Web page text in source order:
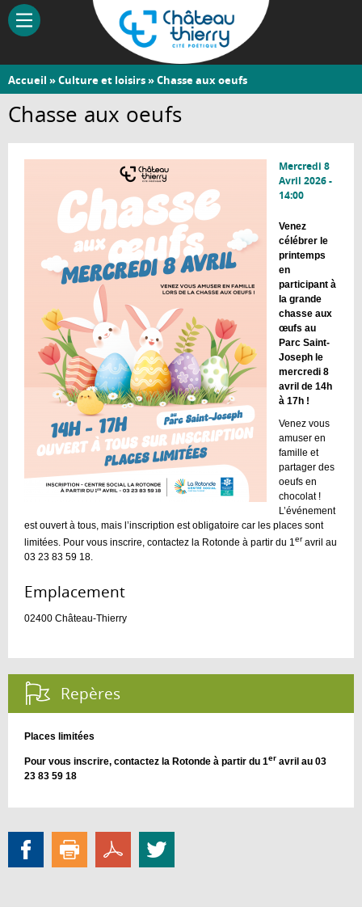
Aller
contenu
Château-
Thierry
Vous
êtes
ici
Accueil »Culture et loisirs» Chasse aux oeufs
Chasse aux oeufs
Mercredi 8
Avril 2026 -
14:00
Venez
célébrer le
printemps
en
participant à
la grande
chasse aux
œufs au
Parc Saint-
Joseph le
mercredi 8
avril de 14h
à 17h !
Venez vous
amuser en
famille et
partager des
oeufs en
chocolat !
L’événement
est ouvert à tous, mais l’inscription est obligatoire car les places sont
limitées. Pour vous inscrire, contactez la Rotonde à partir du 1 eravril au
03 23 83 59 18.
Emplacement :
02400 Château-Thierry
Repères :
Places limitées
Pour vous inscrire, contactez la Rotonde à partir du 1er avril au 03
23 83 59 18